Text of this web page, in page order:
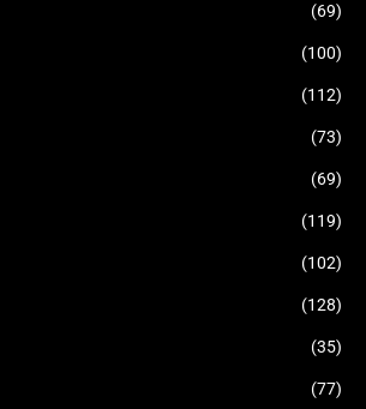
(69)
(100)
(112)
(73)
(69)
(119)
(102)
(128)
(35)
(77)